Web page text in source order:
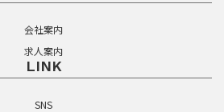
会社案内
求人案内
LINK
SNS